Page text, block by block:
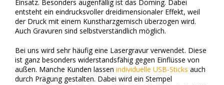
Einsatz. Besonders augenfällig ist das Doming. Dabei
entsteht ein eindrucksvoller dreidimensionaler Effekt, weil
der Druck mit einem Kunstharzgemisch überzogen wird.
Auch Gravuren sind selbstverständlich möglich.
Bei uns wird sehr häufig eine Lasergravur verwendet. Diese
ist ganz besonders widerstandsfähig gegen Einflüsse von
außen. Manche Kunden lassen individuelle USB-Sticks auch
durch Prägung gestalten. Dabei wird ein Stempel